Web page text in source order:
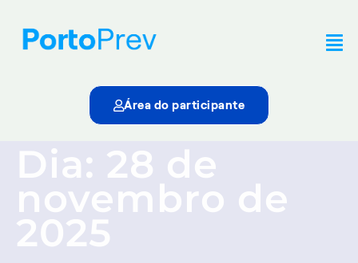
Área do participante
Dia: 28 de
novembro de
2025